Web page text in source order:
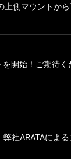
側マウントか
開始！ご期待
社ARATAによ